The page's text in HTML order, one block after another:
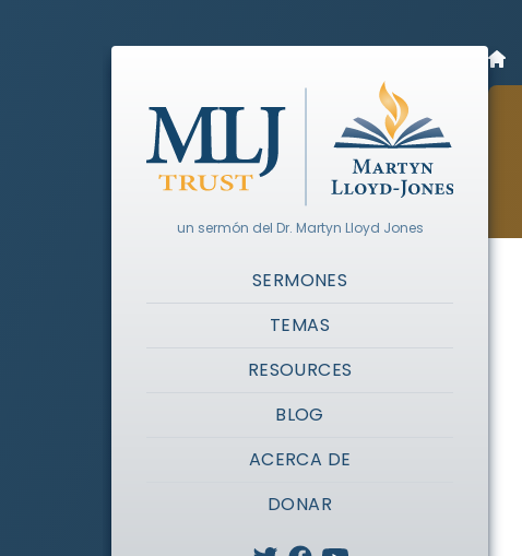
un sermón del Dr. Martyn Lloyd Jones
SERMONES
TEMAS
RESOURCES
BLOG
ACERCA DE
DONAR